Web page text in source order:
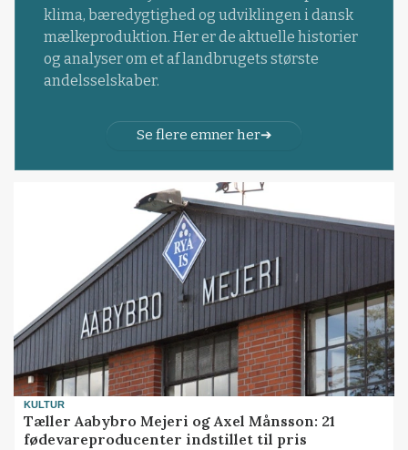
klima, bæredygtighed og udviklingen i dansk
mælkeproduktion. Her er de aktuelle historier
og analyser om et af landbrugets største
andelsselskaber.
Se flere emner her
KULTUR
Tæller Aabybro Mejeri og Axel Månsson: 21
fødevareproducenter indstillet til pris